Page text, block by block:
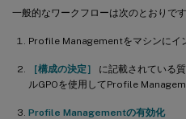
一般的なワークフローは次のとおりです
Profile Managementをマシンにイ
［構成の決定］
に記載されている
ルGPOを使用してProfile
Profile Managementの有効化